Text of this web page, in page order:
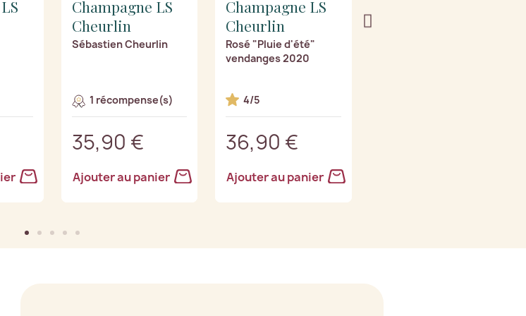
Champagne LS
Cheurlin
Sébastien Cheurlin
1 récompense(s)
35,90 €
Ajouter au panier
Champagne LS
Cheurlin
Rosé "Pluie d'été"
vendanges 2020
4/5
36,90 €
Ajouter au panier